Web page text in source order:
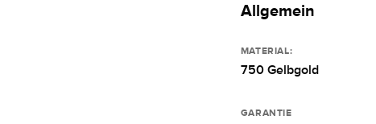
Allgemein
MATERIAL:
750 Gelbgold
GARANTIE